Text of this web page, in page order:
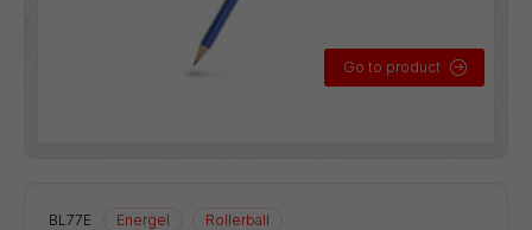
Go to product
BL77E Energel Rollerball